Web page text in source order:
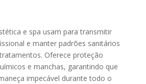
e spa usam para transmitir
e manter padrões sanitários
Oferece proteção
e manchas, garantindo que
impecável durante todo o